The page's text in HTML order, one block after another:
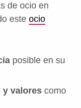
de ocio en
este ocio
posible en su
y valorescomo